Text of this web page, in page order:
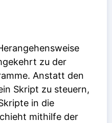
zu der
Anstatt den
Skript zu steuern,
in die
mithilfe der